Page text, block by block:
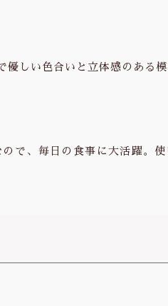
優しい色合いと立体感のある
で、毎日の食事に大活躍。使